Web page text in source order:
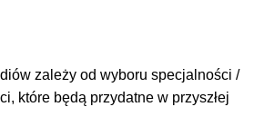
zależy od wyboru specjalności /
które będą przydatne w przyszłej